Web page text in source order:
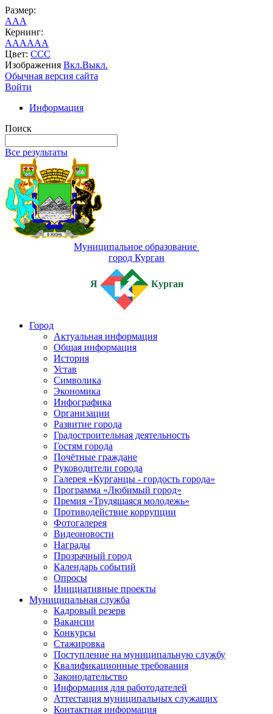
Размер:
AAA
Кернинг:
AAAAAA
Цвет: CCC
Изображения Вкл.Выкл.
Обычная версия сайта
Войти
Информация
Поиск
Все результаты
Муниципальное образование
город Курган
Я Курган
Город
Актуальная информация
Общая информация
История
Устав
Символика
Экономика
Инфографика
Организации
Развитие города
Градостроительная деятельность
Гостям города
Почётные граждане
Руководители города
Галерея «Курганцы - гордость города»
Программа «Любимый город»
Премия «Трудящаяся молодежь»
Противодействие коррупции
Фотогалерея
Видеоновости
Награды
Прозрачный город
Календарь событий
Опросы
Инициативные проекты
Муниципальная служба
Кадровый резерв
Вакансии
Конкурсы
Стажировка
Поступление на муниципальную службу
Квалификационные требования
Законодательство
Информация для работодателей
Аттестация муниципальных служащих
Контактная информация